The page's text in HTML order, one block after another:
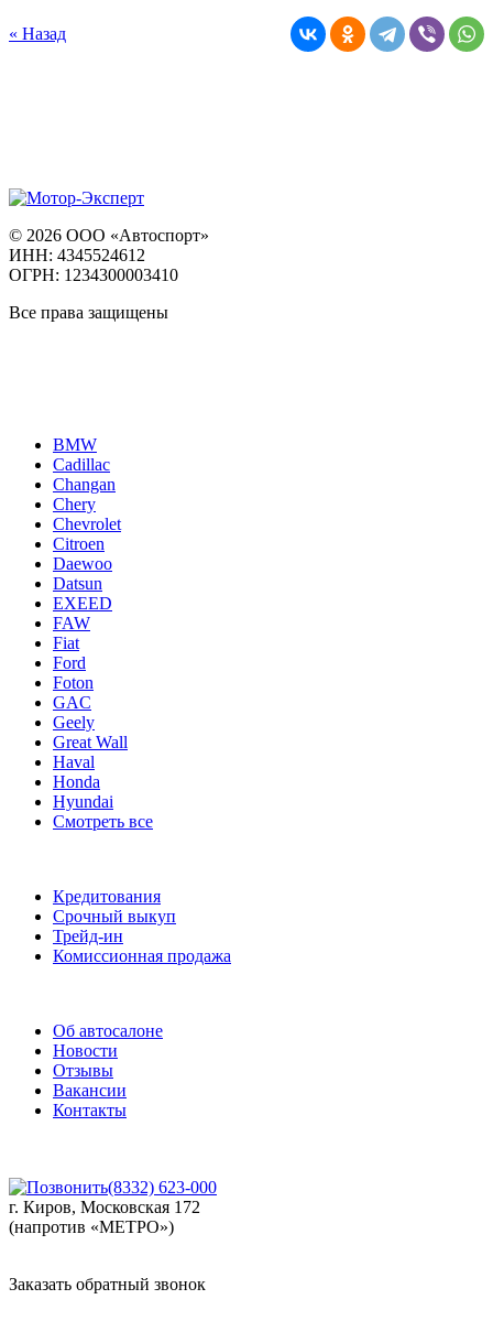
« Назад
© 2026 ООО «Автоспорт»
ИНН: 4345524612
ОГРН: 1234300003410
Все права защищены
BMW
Cadillac
Changan
Chery
Chevrolet
Citroen
Daewoo
Datsun
EXEED
FAW
Fiat
Ford
Foton
GAC
Geely
Great Wall
Haval
Honda
Hyundai
Смотреть все
Кредитования
Срочный выкуп
Трейд-ин
Комиссионная продажа
Об автосалоне
Новости
Отзывы
Вакансии
Контакты
(8332) 623-000
г. Киров, Московская 172
(напротив «МЕТРО»)
Заказать обратный звонок